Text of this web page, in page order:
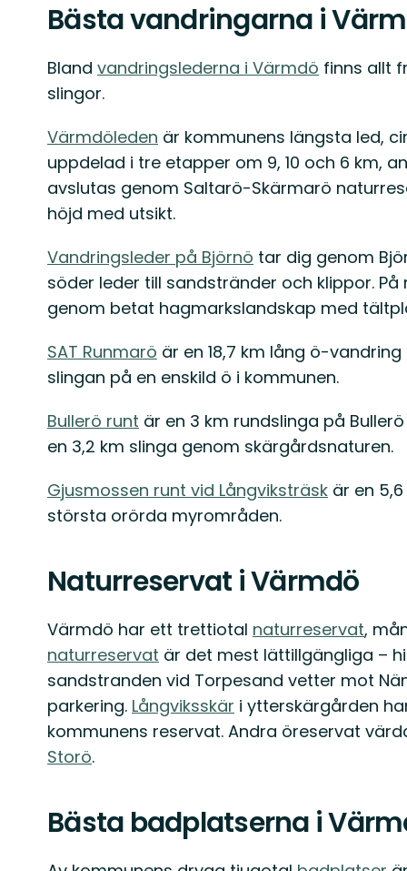
Bästa vandringarna i
Bland vandringslederna i Värmdö finns allt
slingor.
Värmdöleden är kommunens längsta led,
uppdelad i tre etapper om 9, 10 och 6 km,
avslutas genom Saltarö-Skärmarö
höjd med utsikt.
Vandringsleder på Björnö tar dig genom
söder leder till sandstränder och klippor.
genom betat hagmarkslandskap med
SAT Runmarö är en 18,7 km lång ö-
slingan på en enskild ö i kommunen.
Bullerö runt är en 3 km rundslinga på
en 3,2 km slinga genom skärgårdsnaturen.
Gjusmossen runt vid Långviksträsk är en
största orörda myrområden.
Naturreservat i Värmdö
Värmdö har ett trettiotal naturreservat,
naturreservat är det mest lättillgängliga –
sandstranden vid Torpesand vetter mot
parkering. Långviksskär i ytterskärgården
kommunens reservat. Andra öreservat
Storö.
Bästa badplatserna i